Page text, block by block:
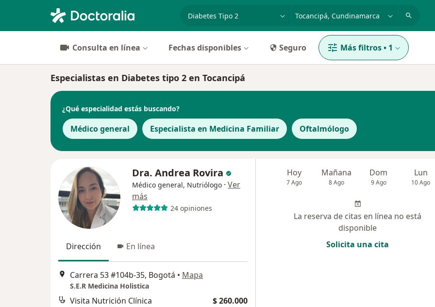
p. ej. Bogotá
Consulta en línea Fechas disponibles Seguro Más filtros• 1
Especialistas en Diabetes tipo 2 en Tocancipá
¿Qué especialidad estás buscando?
Médico general Especialista en Medicina Familiar Oftalmólogo
Dra. Andrea Rovira
Médico general, Nutriólogo · Ver
más
24 opiniones
Dirección En línea
Carrera 53 #104b-35, Bogotá • Mapa
S.E.R Medicina Holistica
Visita Nutrición Clínica $ 260.000
Hoy
7 Ago
Mañana
8 Ago
Dom
9 Ago
Lun
10 Ago
La reserva de citas en línea no está
disponible
Solicita una cita